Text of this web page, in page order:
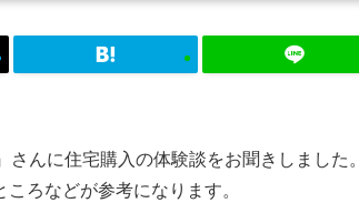
んに住宅購入の体験談をお聞きしました。
ろなどが参考になります。